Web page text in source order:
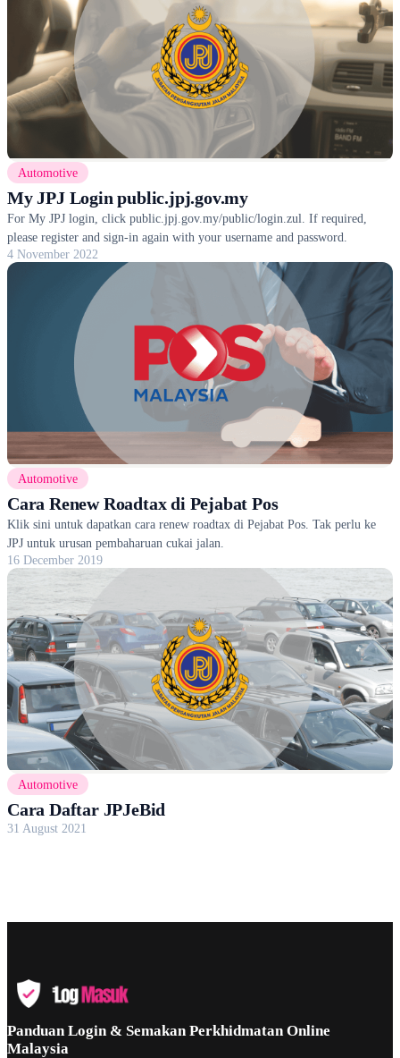
Automotive
My JPJ Login public.jpj.gov.my
For My JPJ login, click public.jpj.gov.my/public/login.zul. If required,
please register and sign-in again with your username and password.
4 November 2022
Automotive
Cara Renew Roadtax di Pejabat Pos
Klik sini untuk dapatkan cara renew roadtax di Pejabat Pos. Tak perlu ke
JPJ untuk urusan pembaharuan cukai jalan.
16 December 2019
Automotive
Cara Daftar JPJeBid
31 August 2021
Panduan Login & Semakan Perkhidmatan Online
Malaysia